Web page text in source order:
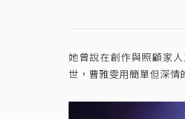
她曾說在創作與照顧家
世，曹雅雯用簡單但深情